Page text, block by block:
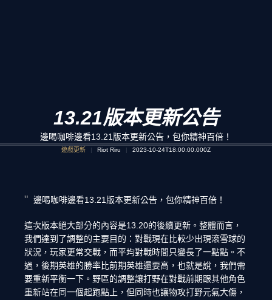
13.21版本更新公告
邊喝咖啡邊看13.21版本更新公告，包你精神百倍！
遊戲更新 Riot Riru 2023-10-24T18:00:00.000Z
邊喝咖啡邊看13.21版本更新公告，包你精神百倍！
這次版本絕大部分的內容是13.20的後續更新。整體而言，
我們達到了調整的主要目的：對戰現在比較少出現滾雪球的
狀況，玩家更常交戰，而平均對戰時間只變長了一點點。不
過，後期英雄的勝率比前期英雄還要高，也就是說，我們需
要重新平衡一下。野區的調整讓打野在對戰前期跟其他角色
重新站在同一個起跑點上，但同時也讓物攻打野元氣大傷，